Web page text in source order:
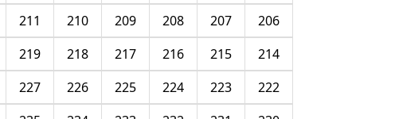
206
207
208
209
210
211
214
215
216
217
218
219
222
223
224
225
226
227